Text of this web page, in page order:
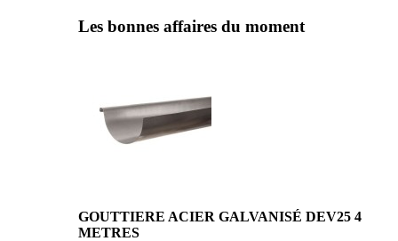
Les bonnes affaires du moment
GOUTTIERE ACIER GALVANISÉ DEV25 4
METRES